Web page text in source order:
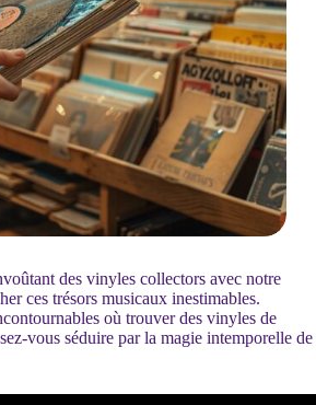
des vinyles collectors avec notre
ces trésors musicaux inestimables.
où trouver des vinyles de
vous séduire par la magie intemporelle de